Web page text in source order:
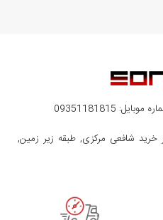
موبایل: 09351181815
خرید شافعی مرکزی, طبقه زیر زمین,